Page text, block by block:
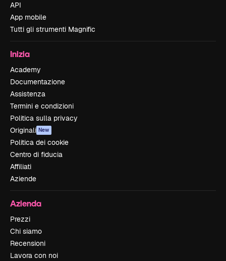
API
App mobile
Tutti gli strumenti Magnific
Inizia
Academy
Documentazione
Assistenza
Termini e condizioni
Politica sulla privacy
Originali New
Politica dei cookie
Centro di fiducia
Affiliati
Aziende
Azienda
Prezzi
Chi siamo
Recensioni
Lavora con noi